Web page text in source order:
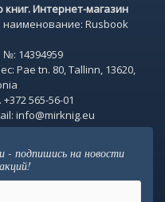
книг. Интернет-магазин
Rusbook
№: 14394959
Pae tn. 80, Tallinn, 13620,
+372 565-56-01
info@mirknig.eu
- подпишись на новости